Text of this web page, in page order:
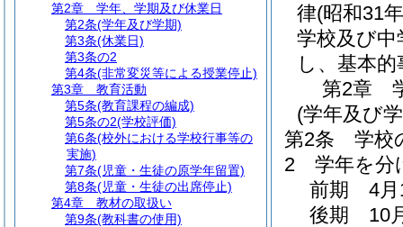
律(昭和31
学校及び中
し、基本
第2章
(学年及び
第2条
学校
2
学年を分
前期 4月
後期 10
第2章
学年、学期及び休業日
第2条(学年及び学期)
第3条(休業日)
第3条の2
第4条(非常変災等による授業停止)
第3章
教育活動
第5条(教育課程の編成)
第5条の2(学校評価)
第6条(校外における学校行事等の
実施)
第7条(児童・生徒の原学年留置)
第8条(児童・生徒の出席停止)
第4章
教材の取扱い
第9条(教科書の使用)